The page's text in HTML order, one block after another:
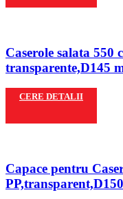
Caserole salata 550
transparente,D145
CERE DETALII
Capace pentru